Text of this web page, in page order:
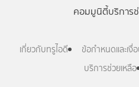
คอมมูนิตี้บริการ
เกี่ยวกับทรูไอดี ข้อกำหนดและเงื่
บริการช่วยเหลือ